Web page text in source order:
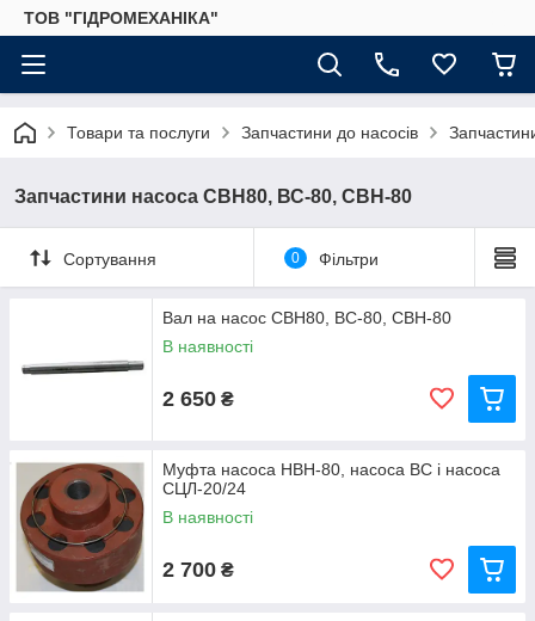
ТОВ "ГІДРОМЕХАНІКА"
Товари та послуги Запчастини до насосів
Запчастини насоса СВН80, ВС-80, СВН-80
Сортування 0 Фільтри
Вал на насос СВН80, ВС-80, СВН-80
В наявності
2 650 ₴
Муфта насоса НВН-80, насоса ВС і насоса
СЦЛ-20/24
В наявності
2 700 ₴